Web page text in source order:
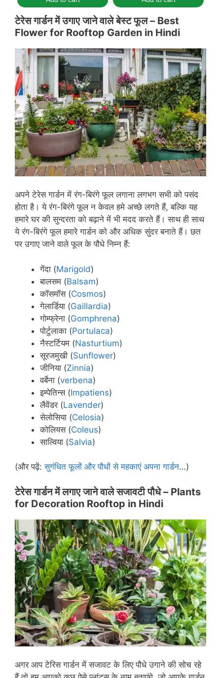
टेरेस गार्डन में उगाए जाने वाले बेस्ट फूल – Best
Flower for Rooftop Garden in Hindi
अपने टेरेस गार्डन में रंग-बिरंगे फूल लगाना लगभग सभी को पसंद
होता है। ये रंग-बिरंगे फूल न केवल हमे अच्छे लगते हैं, बल्कि यह
हमारे घर की सुन्दरता को बढ़ाने में भी मदद करते हैं। साथ ही साथ
ये रंग-बिरंगे फूल हमारे गार्डन को और अधिक सुंदर बनाते हैं। छत
पर उगाए जाने वाले फूल के पौधे निम्न हैं:
गेंदा (Marigold)
बालसम (Balsam)
कॉसमॉस (Cosmos)
गेलार्डिया (Gaillardia)
गोम्फ्रेना (Gomphrena)
पोर्टुलाका (Portulaca)
नैस्टर्टियम (Nasturtium)
सूरजमुखी (Sunflower)
जीनिया (Zinnia)
वर्बेना (verbena)
इम्पेतिन्स (Impatiens)
लैवेंडर (Lavender)
सेलोसिया (Celosia)
कोलियस (Coleus)
साल्विया (Salvia)
(और पढ़ें:सुगंधित फूलों और पौधों से महकाएं अपना गार्डन…)
टेरेस गार्डन में लगाए जाने वाले सजावटी पौधे – Plants
for Decoration Rooftop in Hindi
अगर आप टेरिस गार्डन में सजावट के लिए पौधे उगाने की सोच रहे